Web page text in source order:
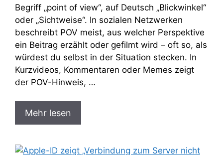
Begriff „point of view“, auf Deutsch „Blickwinkel“
oder „Sichtweise“. In sozialen Netzwerken
beschreibt POV meist, aus welcher Perspektive
ein Beitrag erzählt oder gefilmt wird – oft so, als
würdest du selbst in der Situation stecken. In
Kurzvideos, Kommentaren oder Memes zeigt
der POV-Hinweis, …
Mehr lesen